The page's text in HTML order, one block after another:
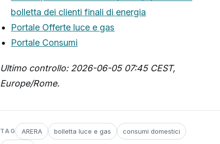
bolletta dei clienti finali di energia
Portale Offerte luce e gas
Portale Consumi
Ultimo controllo: 2026-06-05 07:45 CEST,
Europe/Rome.
TAG ARERA bolletta luce e gas consumi domestici